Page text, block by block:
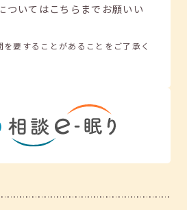
ついてはこちらまでお願いい
要することがあることをご了承く